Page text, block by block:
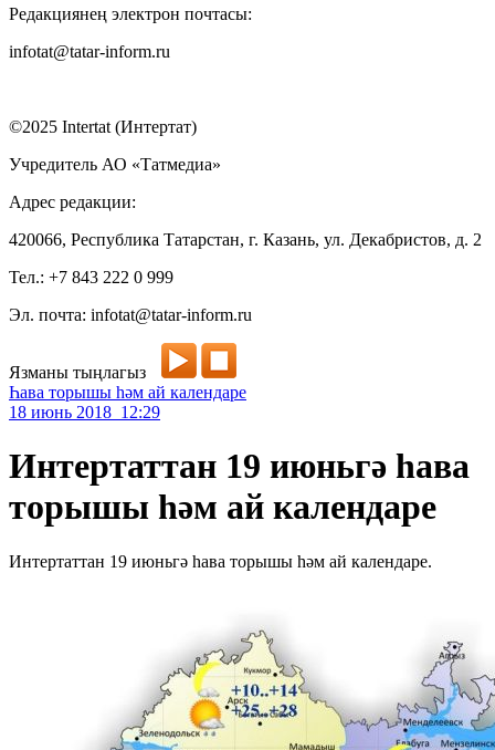
Редакциянең электрон почтасы:
infotat@tatar-inform.ru
©2025 Intertat (Интертат)
Учредитель АО «Татмедиа»
Адрес редакции:
420066, Республика Татарстан, г. Казань, ул. Декабристов, д. 2
Тел.: +7 843 222 0 999
Эл. почта: infotat@tatar-inform.ru
Язманы тыңлагыз
Һава торышы һәм ай календаре
18 июнь 2018 12:29
Интертаттан 19 июньгә һава
торышы һәм ай календаре
Интертаттан 19 июньгә һава торышы һәм ай календаре.